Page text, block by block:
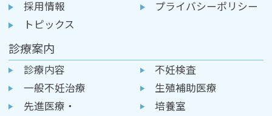
採用情報
プライバシーポリシー
トピックス
診療案内
診療内容
不妊検査
一般不妊治療
生殖補助医療
先進医療・
培養室